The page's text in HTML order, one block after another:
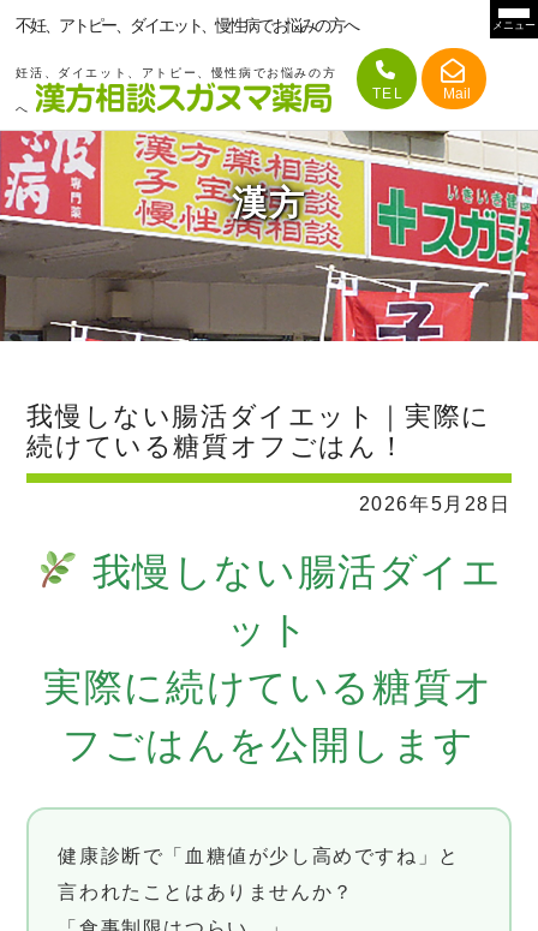
不妊、アトピー、ダイエット、慢性病でお悩みの方へ
妊活、ダイエット、アトピー、慢性病でお悩みの方
へ
メニュー
漢方
我慢しない腸活ダイエット｜実際に
続けている糖質オフごはん！
2026年5月28日
我慢しない腸活ダイエ
ット
実際に続けている糖質オ
フごはんを公開します
健康診断で「血糖値が少し高めですね」と
言われたことはありませんか？